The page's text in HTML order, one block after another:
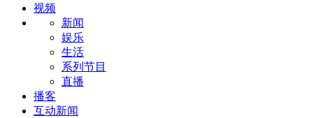
视频
新闻
娱乐
生活
系列节目
直播
播客
互动新闻